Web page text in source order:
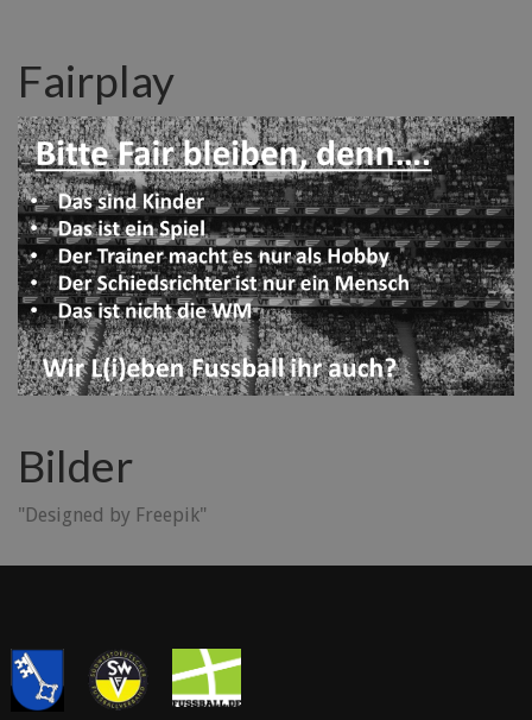
Fairplay
Bilder
"Designed by Freepik"